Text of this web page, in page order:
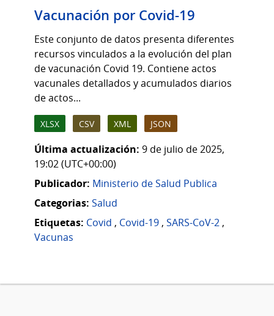
Vacunación por Covid-19
Este conjunto de datos presenta diferentes
recursos vinculados a la evolución del plan
de vacunación Covid 19. Contiene actos
vacunales detallados y acumulados diarios
de actos...
XLSX CSV XML JSON
Última actualización: 9 de julio de 2025,
19:02 (UTC+00:00)
Publicador: Ministerio de Salud Publica
Categorias: Salud
Etiquetas: Covid , Covid-19 , SARS-CoV-2 ,
Vacunas